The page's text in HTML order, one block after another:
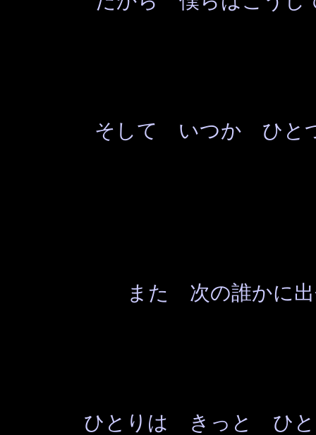
そして いつか ひと
また 次の誰かに
ひとりは きっと ひと